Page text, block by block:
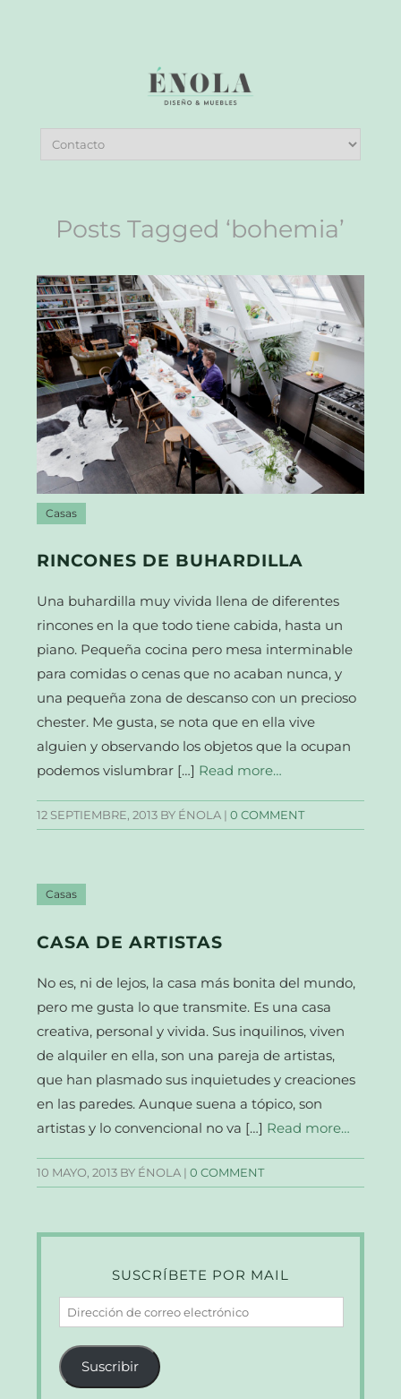
Posts Tagged ‘bohemia’
Casas
RINCONES DE BUHARDILLA
Una buhardilla muy vivida llena de diferentes
rincones en la que todo tiene cabida, hasta un
piano. Pequeña cocina pero mesa interminable
para comidas o cenas que no acaban nunca, y
una pequeña zona de descanso con un precioso
chester. Me gusta, se nota que en ella vive
alguien y observando los objetos que la ocupan
podemos vislumbrar […] Read more…
12 SEPTIEMBRE, 2013 BY ÉNOLA |0 COMMENT
Casas
CASA DE ARTISTAS
No es, ni de lejos, la casa más bonita del mundo,
pero me gusta lo que transmite. Es una casa
creativa, personal y vivida. Sus inquilinos, viven
de alquiler en ella, son una pareja de artistas,
que han plasmado sus inquietudes y creaciones
en las paredes. Aunque suena a tópico, son
artistas y lo convencional no va […] Read more…
10 MAYO, 2013 BY ÉNOLA |0 COMMENT
SUSCRÍBETE POR MAIL
Dirección
de
correo
electrónico
Suscribir